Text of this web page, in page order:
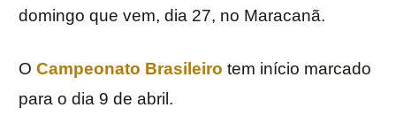
domingo que vem, dia 27, no Maracanã.
O Campeonato Brasileiro tem início marcado
para o dia 9 de abril.